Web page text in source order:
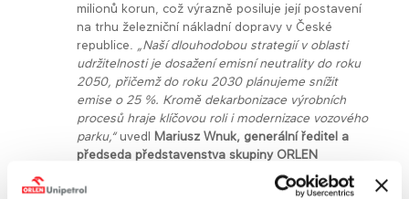
milionů korun, což výrazně posiluje její postavení
na trhu železniční nákladní dopravy v České
republice.
„Naší dlouhodobou strategií v oblasti
udržitelnosti je dosažení emisní neutrality do roku
2050, přičemž do roku 2030 plánujeme snížit
emise o 25 %. Kromě dekarbonizace výrobních
procesů hraje klíčovou roli i modernizace vozového
parku,“uvedl Mariusz Wnuk, generální ředitel a
předseda představenstva skupiny ORLEN
„Pořízením dalších čtyř lokomotiv nejen
podpoříme naplnění environmentálních cílů, ale i